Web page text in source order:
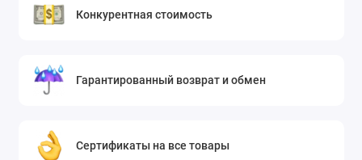
Конкурентная стоимость
Гарантированный возврат и обмен
Сертификаты на все товары